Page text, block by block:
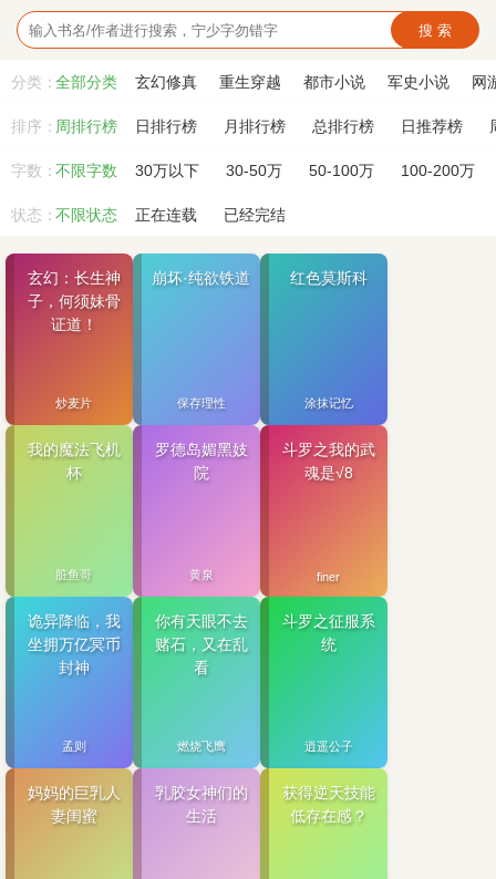
搜 索
分类：全部分类 玄幻修真 重生穿越 都市小说 军史小说 网
排序： 日排行榜
周排行榜 月排行榜 总排行榜 日推荐榜
字数：不限字数 30万以下 30-50万 50-100万 100-200万
状态：不限状态 正在连载 已经完结
玄幻：长生神
子，何须妹骨
证道！
炒麦片
崩坏·纯欲铁道
保存理性
红色莫斯科
涂抹记忆
我的魔法飞机
杯
脏鱼哥
罗德岛媚黑妓
院
黄泉
斗罗之我的武
魂是√8
finer
诡异降临，我
坐拥万亿冥币
封神
孟则
你有天眼不去
赌石，又在乱
看
燃烧飞鹰
斗罗之征服系
统
逍遥公子
妈妈的巨乳人
妻闺蜜
乳胶女神们的
生活
获得逆天技能
低存在感？